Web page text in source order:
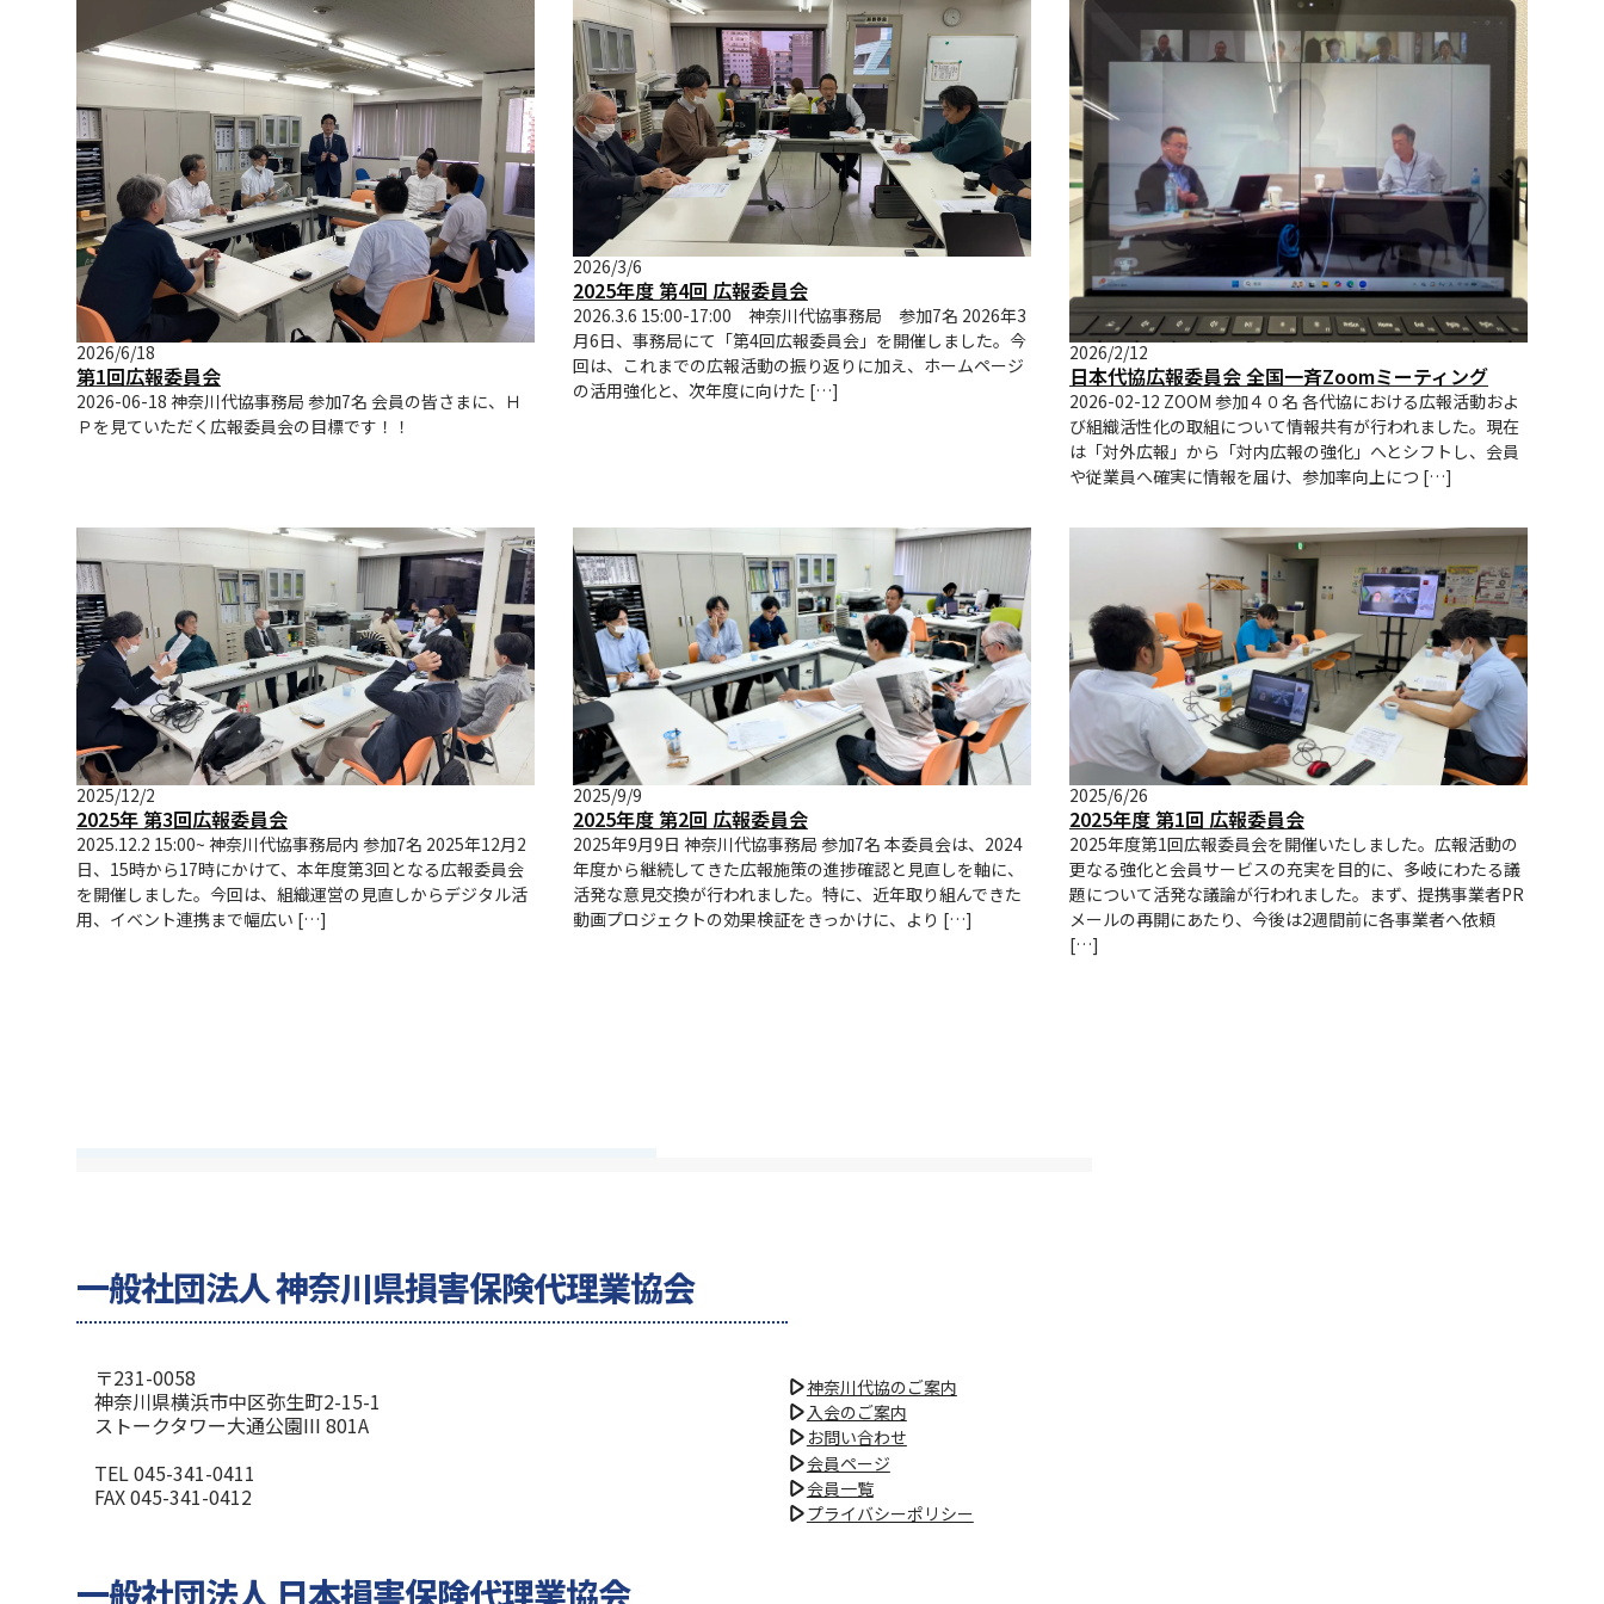
2026/6/18
第1回広報委員会
2026-06-18 神奈川代協事務局 参加7名 会員の皆さまに、Ｈ
Ｐを見ていただく広報委員会の目標です！！
2026/3/6
2025年度 第4回 広報委員会
2026.3.6 15:00-17:00 神奈川代協事務局 参加7名 2026年3
月6日、事務局にて「第4回広報委員会」を開催しました。今
回は、これまでの広報活動の振り返りに加え、ホームページ
の活用強化と、次年度に向けた […]
2026/2/12
日本代協広報委員会 全国一斉Zoomミーティング
2026-02-12 ZOOM 参加４０名 各代協における広報活動およ
び組織活性化の取組について情報共有が行われました。現在
は「対外広報」から「対内広報の強化」へとシフトし、会員
や従業員へ確実に情報を届け、参加率向上につ […]
2025/12/2
2025年 第3回広報委員会
2025.12.2 15:00~ 神奈川代協事務局内 参加7名 2025年12月2
日、15時から17時にかけて、本年度第3回となる広報委員会
を開催しました。今回は、組織運営の見直しからデジタル活
用、イベント連携まで幅広い […]
2025/9/9
2025年度 第2回 広報委員会
2025年9月9日 神奈川代協事務局 参加7名 本委員会は、2024
年度から継続してきた広報施策の進捗確認と見直しを軸に、
活発な意見交換が行われました。特に、近年取り組んできた
動画プロジェクトの効果検証をきっかけに、より […]
2025/6/26
2025年度 第1回 広報委員会
2025年度第1回広報委員会を開催いたしました。広報活動の
更なる強化と会員サービスの充実を目的に、多岐にわたる議
題について活発な議論が行われました。まず、提携事業者PR
メールの再開にあたり、今後は2週間前に各事業者へ依頼
[…]
一般社団法人 神奈川県損害保険代理業協会
〒231-0058
神奈川県横浜市中区弥生町2-15-1
ストークタワー大通公園III 801A
TEL 045-341-0411
FAX 045-341-0412
神奈川代協のご案内
入会のご案内
お問い合わせ
会員ページ
会員一覧
プライバシーポリシー
一般社団法人 日本損害保険代理業協会